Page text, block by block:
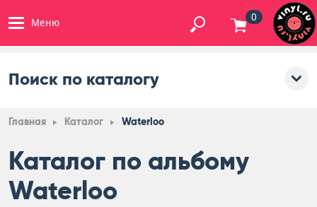
Меню 0
Поиск по каталогу
Главная Каталог Waterloo
Каталог по альбому
Waterloo